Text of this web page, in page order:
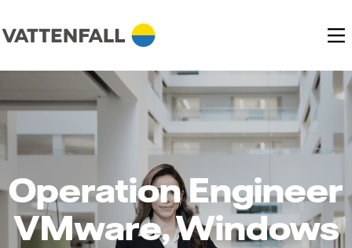
Operation Engineer
VMware, Windows